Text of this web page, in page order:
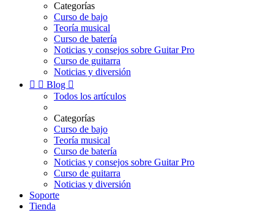
Categorías
Curso de bajo
Teoría musical
Curso de batería
Noticias y consejos sobre Guitar Pro
Curso de guitarra
Noticias y diversión
  Blog 
Todos los artículos
Categorías
Curso de bajo
Teoría musical
Curso de batería
Noticias y consejos sobre Guitar Pro
Curso de guitarra
Noticias y diversión
Soporte
Tienda